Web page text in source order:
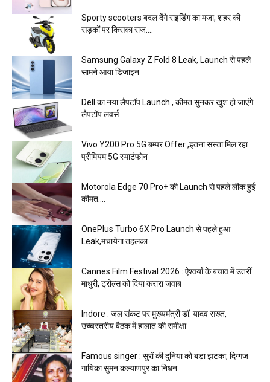
Sporty scooters बदल देंगे राइडिंग का मजा, शहर की
सड़कों पर किसका राज….
Samsung Galaxy Z Fold 8 Leak, Launch से पहले
सामने आया डिजाइन
Dell का नया लैपटॉप Launch , कीमत सुनकर खुश हो जाएंगे
लैपटॉप लवर्स
Vivo Y200 Pro 5G बम्पर Offer ,इतना सस्ता मिल रहा
प्रीमियम 5G स्मार्टफोन
Motorola Edge 70 Pro+ की Launch से पहले लीक हुई
कीमत….
OnePlus Turbo 6X Pro Launch से पहले हुआ
Leak,मचायेगा तहलका
Cannes Film Festival 2026 : ऐश्वर्या के बचाव में उतरीं
माधुरी, ट्रोल्स को दिया करारा जवाब
Indore : जल संकट पर मुख्यमंत्री डॉ. यादव सख्त,
उच्चस्तरीय बैठक में हालात की समीक्षा
Famous singer : सुरों की दुनिया को बड़ा झटका, दिग्गज
गायिका सुमन कल्याणपुर का निधन